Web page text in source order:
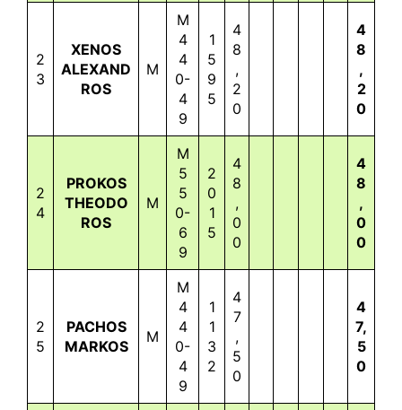
2
3
XENOS
ALEXAND
ROS
M
M
4
4
0-
4
9
1
5
9
5
4
8
,
2
0
4
8
,
2
0
2
4
PROKOS
THEODO
ROS
M
M
5
5
0-
6
9
2
0
1
5
4
8
,
0
0
4
8
,
0
0
2
5
PACHOS
MARKOS
M
M
4
4
0-
4
9
1
1
3
2
4
7
,
5
0
4
7,
5
0